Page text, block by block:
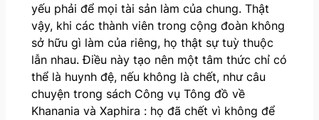
yếu phải để mọi tài sản làm của chung. Thật
vậy, khi các thành viên trong cộng đoàn không
sở hữu gì làm của riêng, họ thật sự tuỳ thuộc
lẫn nhau. Điều này tạo nên một tâm thức chỉ có
thể là huynh đệ, nếu không là chết, như câu
chuyện trong sách Công vụ Tông đồ về
Khanania và Xaphira : họ đã chết vì không để